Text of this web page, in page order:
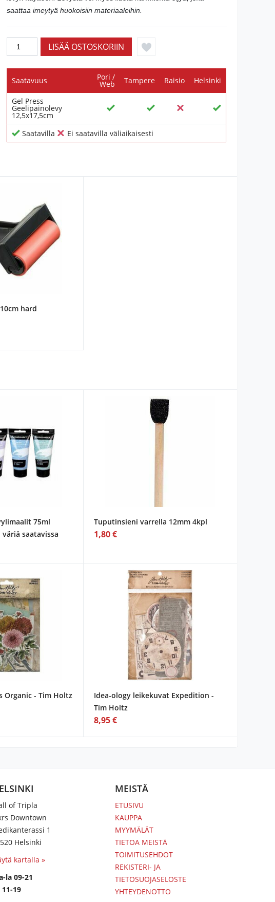
saattaa imeytyä huokoisiin materiaaleihin.
Saatavuus Pori /
Web Tampere Raisio Helsinki
Gel Press
Geelipainolevy
12,5x17,5cm
Saatavilla
Ei saatavilla väliaikaisesti
hard
75ml
saatavissa
Tuputinsieni varrella 12mm 4kpl
1,80 €
Organic - Tim Holtz
Idea-ology leikekuvat Expedition -
Tim Holtz
8,95 €
of Tripla
Downtown
1
Helsinki
kartalla »
la 09-21
11-19
MEISTÄ
ETUSIVU
KAUPPA
MYYMÄLÄT
TIETOA MEISTÄ
TOIMITUSEHDOT
REKISTERI- JA
TIETOSUOJASELOSTE
YHTEYDENOTTO